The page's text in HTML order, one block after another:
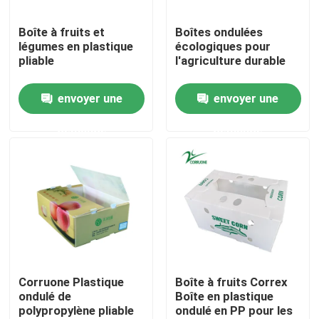
À propos de nous
Visite de l'usine
Demandez un devis
Boîtes ondulées végétales
Garde de plastique ondulée d'arbre
Boîte à fruits et
légumes en plastique
pliable
envoyer une
Boîtes ondulées
écologiques pour
l'agriculture durable
envoyer une
Corruone Plastique
ondulé de
polypropylène pliable
Boîte à fruits Correx
Boîte en plastique
ondulé en PP pour les